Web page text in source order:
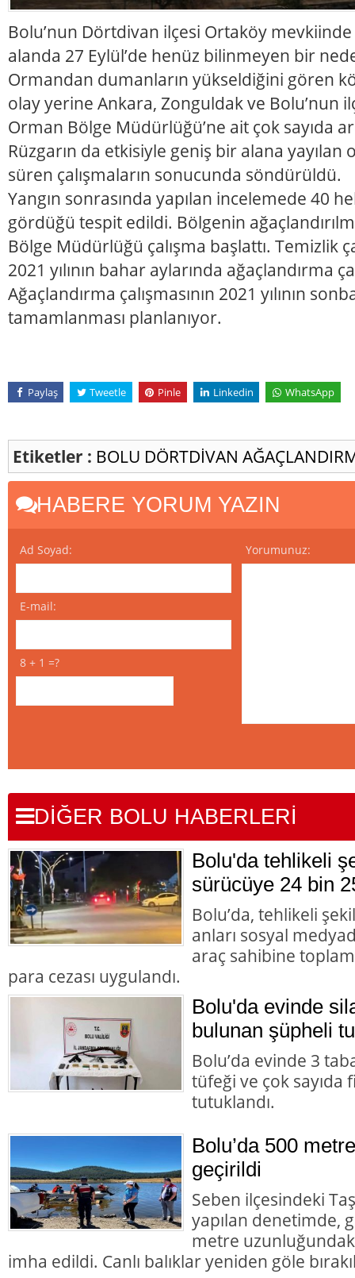
Bolu’nun Dörtdivan ilçesi Ortaköy
alanda 27 Eylül’de henüz bilinmeyen bir
Ormandan dumanların yükseldiğini gören
olay yerine Ankara, Zonguldak ve Bolu’nun
Orman Bölge Müdürlüğü’ne ait çok sayıda
Rüzgarın da etkisiyle geniş bir alana yayılan
süren çalışmaların sonucunda söndürüldü.
Yangın sonrasında yapılan incelemede 40
gördüğü tespit edildi. Bölgenin
Bölge Müdürlüğü çalışma başlattı. Temizlik
2021 yılının bahar aylarında ağaçlandırma
Ağaçlandırma çalışmasının 2021 yılının
tamamlanması planlanıyor.
Paylaş Tweetle Pinle Linkedin WhatsApp
Etiketler : BOLU DÖRTDİVAN
HABERE YORUM YAZIN
Ad Soyad:
E-mail:
8 + 1 =?
Yorumunuz:
DİĞER BOLU HABERLERİ
Bolu'da tehlikeli
sürücüye 24 bin
Bolu’da, tehlikeli
anları sosyal
araç sahibine
para cezası uygulandı.
Bolu'da evinde
bulunan şüpheli
Bolu’da evinde 3
tüfeği ve çok
tutuklandı.
Bolu’da 500
geçirildi
Seben ilçesindeki
yapılan denetimde,
metre
imha edildi. Canlı balıklar yeniden göle